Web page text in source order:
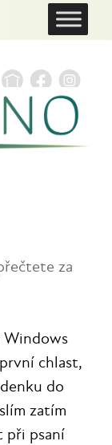
za
Windows
chlast,
do
zatím
při psaní